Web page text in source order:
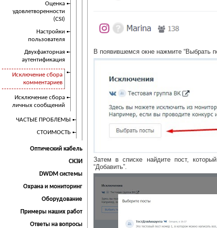
Оценка
удовлетворенности
(CSI)
Настройки
пользователя
Двухфакторная
аутентификация
Исключение сбора
комментариев
Исключение сбора
личных сообщений
ЧАСТЫЕ ПРОБЛЕМЫ
СТОИМОСТЬ
Оптический кабель
СКЗИ
DWDM системы
Охрана и мониторинг
Оборудование
Примеры наших работ
Ответы на вопросы
В появившемся окне нажмите “Выбрать
Затем в списке найдите пост,
“Добавить”.